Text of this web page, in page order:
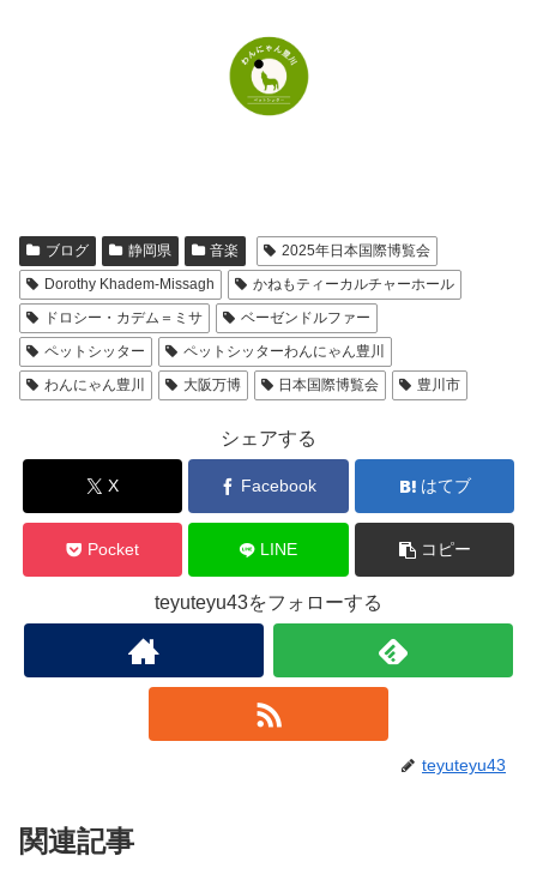
ブログ 静岡県 音楽
2025年日本国際博覧会
Dorothy Khadem-Missagh
かねもティーカルチャーホール
ドロシー・カデム＝ミサ
ベーゼンドルファー
ペットシッター
ペットシッターわんにゃん豊川
わんにゃん豊川
大阪万博 日本国際博覧会 豊川市
シェアする
X Facebook はてブ
Pocket LINE コピー
teyuteyu43をフォローする
teyuteyu43
関連記事